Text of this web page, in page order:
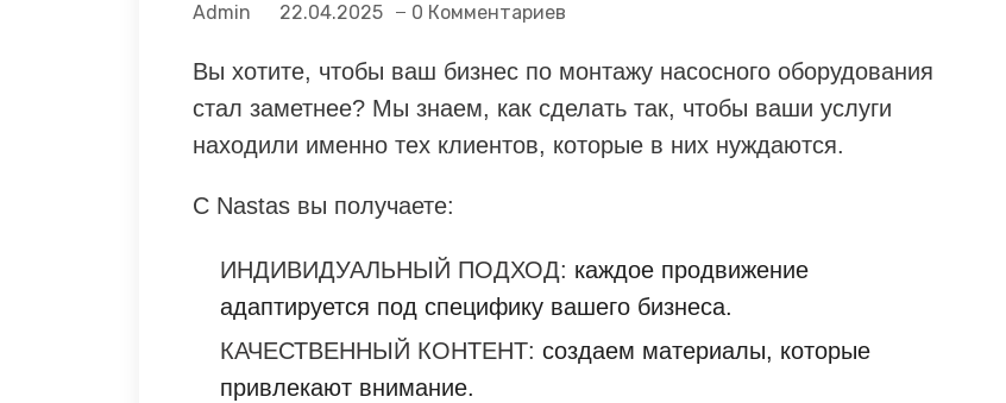
Admin 22.04.2025 0 Комментариев
Вы хотите, чтобы ваш бизнес по монтажу насосного оборудования
стал заметнее? Мы знаем, как сделать так, чтобы ваши услуги
находили именно тех клиентов, которые в них нуждаются.
С Nastas вы получаете:
ИНДИВИДУАЛЬНЫЙ ПОДХОД: каждое продвижение
адаптируется под специфику вашего бизнеса.
КАЧЕСТВЕННЫЙ КОНТЕНТ: создаем материалы, которые
привлекают внимание.